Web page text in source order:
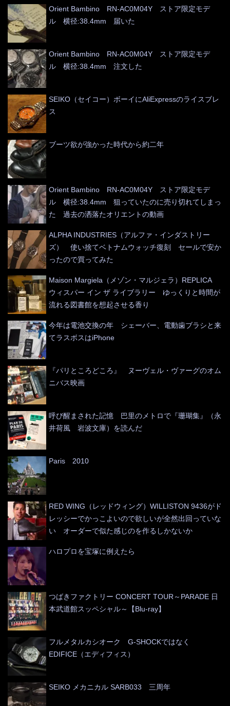
Orient Bambino RN-AC0M04Y ストア限定モデ
ル 横径:38.4mm 届いた
Orient Bambino RN-AC0M04Y ストア限定モデ
ル 横径:38.4mm 注文した
SEIKO（セイコー）ボーイにAliExpressのライスブレ
ス
ブーツ欲が強かった時代から約二年
Orient Bambino RN-AC0M04Y ストア限定モデ
ル 横径:38.4mm 狙っていたのに売り切れてしまっ
た 過去の洒落たオリエントの動画
ALPHA INDUSTRIES（アルファ・インダストリー
ズ） 使い捨てベトナムウォッチ復刻 セールで安か
ったので買ってみた
Maison Margiela（メゾン・マルジェラ）REPLICA
ウィスパー イン ザ ライブラリー ゆっくりと時間が
流れる図書館を想起させる香り
今年は電池交換の年 シェーバー、電動歯ブラシと来
てラスボスはiPhone
『パリところどころ』 ヌーヴェル・ヴァーグのオム
ニバス映画
呼び醒まされた記憶 巴里のメトロで『珊瑚集』（永
井荷風 岩波文庫）を読んだ
Paris 2010
RED WING（レッドウィング）WILLISTON 9436がド
レッシーでかっこよいので欲しいが全然出回っていな
い オーダーで似た感じのを作るしかないか
ハロプロを宝塚に例えたら
つばきファクトリー CONCERT TOUR～PARADE 日
本武道館スッペシャル～【Blu-ray】
フルメタルカシオーク G-SHOCKではなく
EDIFICE（エディフィス）
SEIKO メカニカル SARB033 三周年